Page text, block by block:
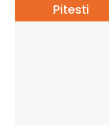
Pitesti